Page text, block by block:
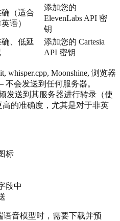
确（适合
语）
添加您的
ElevenLabs API 密
钥
确、低延
添加您的 Cartesia
API 密钥
whisper.cpp, Moonshine, 浏览器
会发送到任何服务器。
发送到其服务器进行转录（使
的准确度，尤其是对于非英
标
段中
语音模型时，需要下载并预